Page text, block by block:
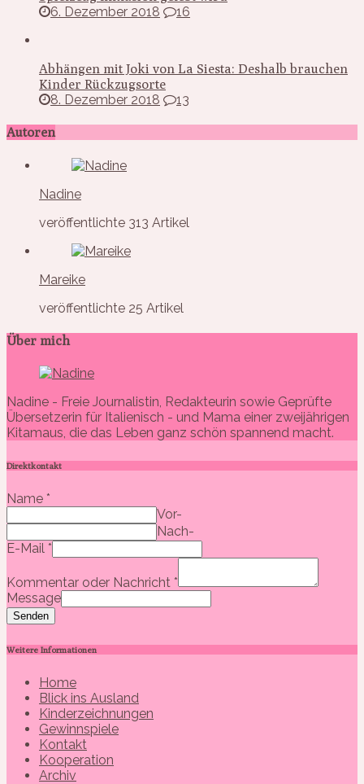
6. Dezember 2018
16
Abhängen mit Joki von La Siesta: Deshalb brauchen
Kinder Rückzugsorte
8. Dezember 2018
13
Autoren
Nadine
veröffentlichte 313 Artikel
Mareike
veröffentlichte 25 Artikel
Über mich
Nadine - Freie Journalistin, Redakteurin sowie Geprüfte
Übersetzerin für Italienisch - und Mama einer zweijährigen
Kitamaus, die das Leben ganz schön spannend macht.
Direktkontakt
Name *
Vor-
Nach-
E-Mail *
Kommentar oder Nachricht *
Message
Senden
Weitere Informationen
Home
Blick ins Ausland
Kinderzeichnungen
Gewinnspiele
Kontakt
Kooperation
Archiv